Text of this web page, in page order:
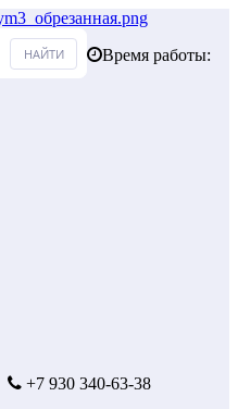
Время работы:
+7 930 340-63-38